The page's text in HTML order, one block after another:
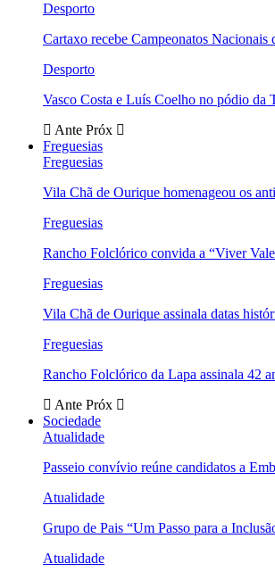
Desporto
Cartaxo recebe Campeonatos
Desporto
Vasco Costa e Luís Coelho no pódio da
Ante Próx
Freguesias
Freguesias
Vila Chã de Ourique homenageou os
Freguesias
Rancho Folclórico convida a “Viver
Freguesias
Vila Chã de Ourique assinala datas
Freguesias
Rancho Folclórico da Lapa assinala 42
Ante Próx
Sociedade
Atualidade
Passeio convívio reúne candidatos a
Atualidade
Grupo de Pais “Um Passo para a
Atualidade